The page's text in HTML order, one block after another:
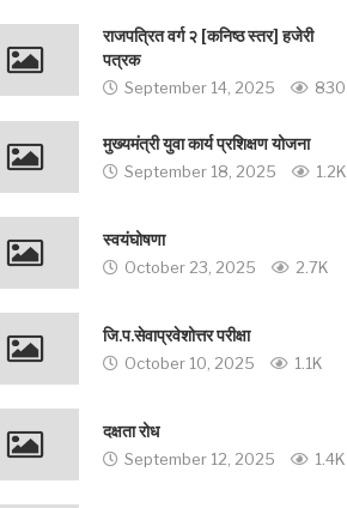
राजपत्रित वर्ग २ [कनिष्ठ स्तर] हजेरी
पत्रक
September 14, 2025 830
मुख्यमंत्री युवा कार्य प्रशिक्षण योजना
September 18, 2025 1.2K
स्वयंघोषणा
October 23, 2025 2.7K
जि.प.सेवाप्रवेशोत्तर परीक्षा
October 10, 2025 1.1K
दक्षता रोध
September 12, 2025 1.4K